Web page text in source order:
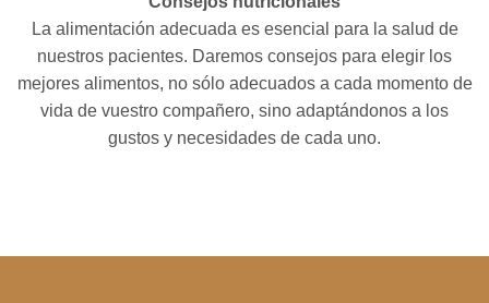
La alimentación adecuada es esencial para la salud de
nuestros pacientes. Daremos consejos para elegir los
mejores alimentos, no sólo adecuados a cada momento de
vida de vuestro compañero, sino adaptándonos a los
gustos y necesidades de cada uno.